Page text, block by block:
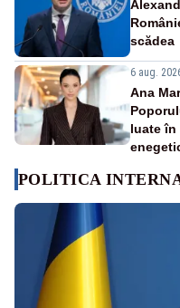
scădea
6 aug.
Ana
luate în
POLITICA